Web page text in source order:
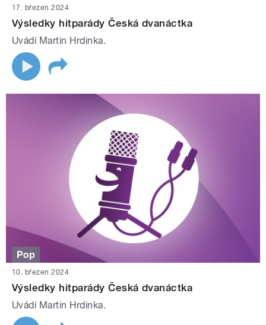
17. březen 2024
Výsledky hitparády Česká dvanáctka
Uvádí Martin Hrdinka.
Pop
10. březen 2024
Výsledky hitparády Česká dvanáctka
Uvádí Martin Hrdinka.